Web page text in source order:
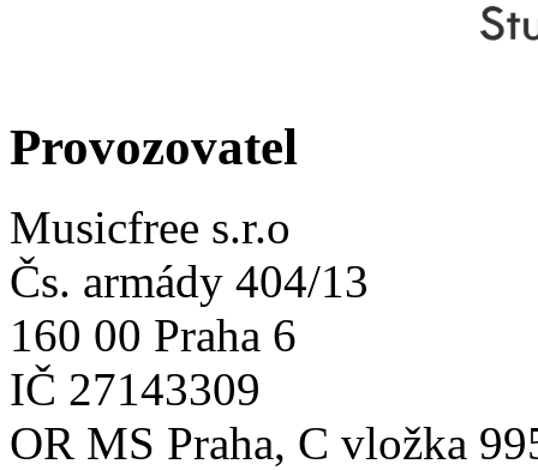
Provozovatel
Musicfree s.r.o
Čs. armády 404/13
160 00 Praha 6
IČ 27143309
OR MS Praha, C vložka